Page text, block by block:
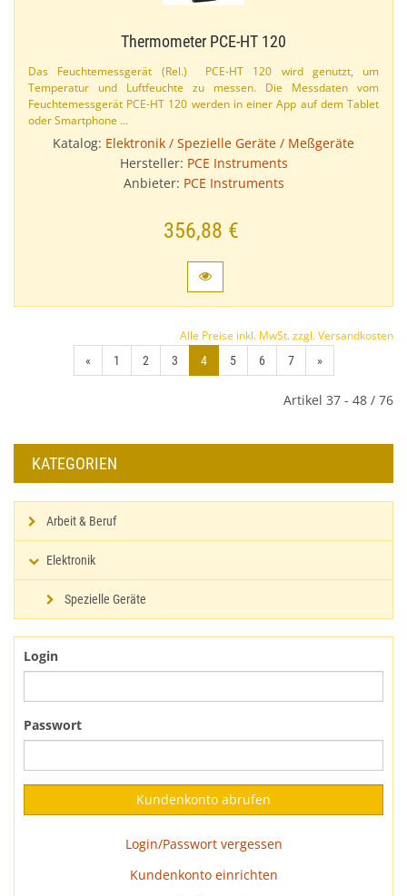
Thermometer PCE-​HT 120
Das Feuchtemessgerät (Rel.​) PCE-​HT 120 wird genutzt, um
Temperatur und Luftfeuchte zu messen. Die Messdaten vom
Feuchtemessgerät PCE-​HT 120 werden in einer App auf dem Tablet
oder Smartphone …
Katalog: Elektronik / Spezielle Geräte / Meßgeräte
Hersteller: PCE Instruments
Anbieter: PCE Instruments
356,88 €
Alle Preise inkl. MwSt. zzgl. Versandkosten
«
1 2 3 4 5 6 7 »
Artikel 37 - 48 / 76
KATEGORIEN
Arbeit & Beruf
Elektronik
Spezielle Geräte
Login
Passwort
Login/Passwort vergessen
Kundenkonto einrichten